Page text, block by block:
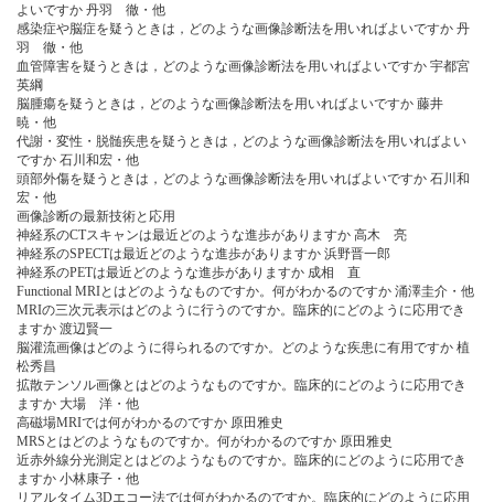
よいですか 丹羽 徹・他
感染症や脳症を疑うときは，どのような画像診断法を用いればよいですか 丹
羽 徹・他
血管障害を疑うときは，どのような画像診断法を用いればよいですか 宇都宮
英綱
脳腫瘍を疑うときは，どのような画像診断法を用いればよいですか 藤井
暁・他
代謝・変性・脱髄疾患を疑うときは，どのような画像診断法を用いればよい
ですか 石川和宏・他
頭部外傷を疑うときは，どのような画像診断法を用いればよいですか 石川和
宏・他
画像診断の最新技術と応用
神経系のCTスキャンは最近どのような進歩がありますか 高木 亮
神経系のSPECTは最近どのような進歩がありますか 浜野晋一郎
神経系のPETは最近どのような進歩がありますか 成相 直
Functional MRIとはどのようなものですか。何がわかるのですか 涌澤圭介・他
MRIの三次元表示はどのように行うのですか。臨床的にどのように応用でき
ますか 渡辺賢一
脳灌流画像はどのように得られるのですか。どのような疾患に有用ですか 植
松秀昌
拡散テンソル画像とはどのようなものですか。臨床的にどのように応用でき
ますか 大場 洋・他
高磁場MRIでは何がわかるのですか 原田雅史
MRSとはどのようなものですか。何がわかるのですか 原田雅史
近赤外線分光測定とはどのようなものですか。臨床的にどのように応用でき
ますか 小林康子・他
リアルタイム3Dエコー法では何がわかるのですか。臨床的にどのように応用